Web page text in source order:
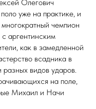
Олегович
уже на практике, и
чемпион
аргентинским
как в замедленной
всадника в
видов ударов.
на поле,
Михаил и Начи